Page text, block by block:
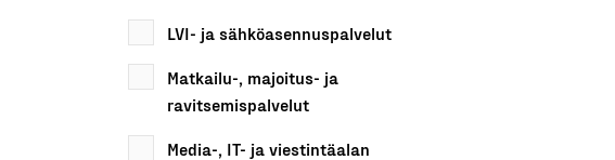
LVI- ja sähköasennuspalvelut
Matkailu-, majoitus- ja
ravitsemispalvelut
Media-, IT- ja viestintäalan